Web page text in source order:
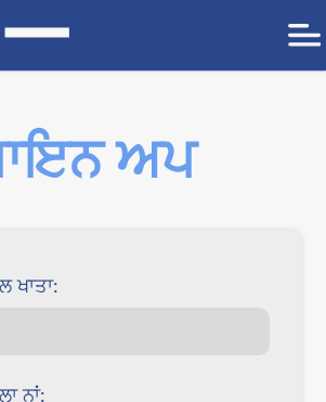
ਅਪ
ਖਾਤਾ:
ਨਾਂ: